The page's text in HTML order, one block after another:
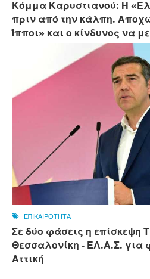
Κόμμα Καρυστιανού: Η
πριν από την κάλπη.
Ίπποι» και ο κίνδυνος να
ΕΠΙΚΑΙΡΟΤΗΤΑ
Σε δύο φάσεις η επίσκεψη
Θεσσαλονίκη - ΕΛ.Α.Σ. για
Αττική